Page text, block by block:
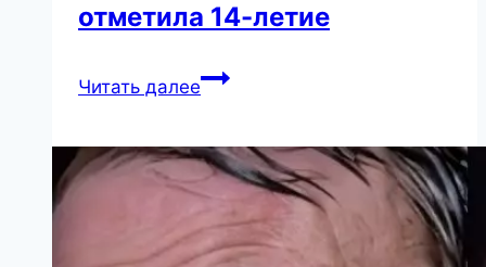
отметила 14-летие
Читать далееС
и
на
кабриолете:
дочь